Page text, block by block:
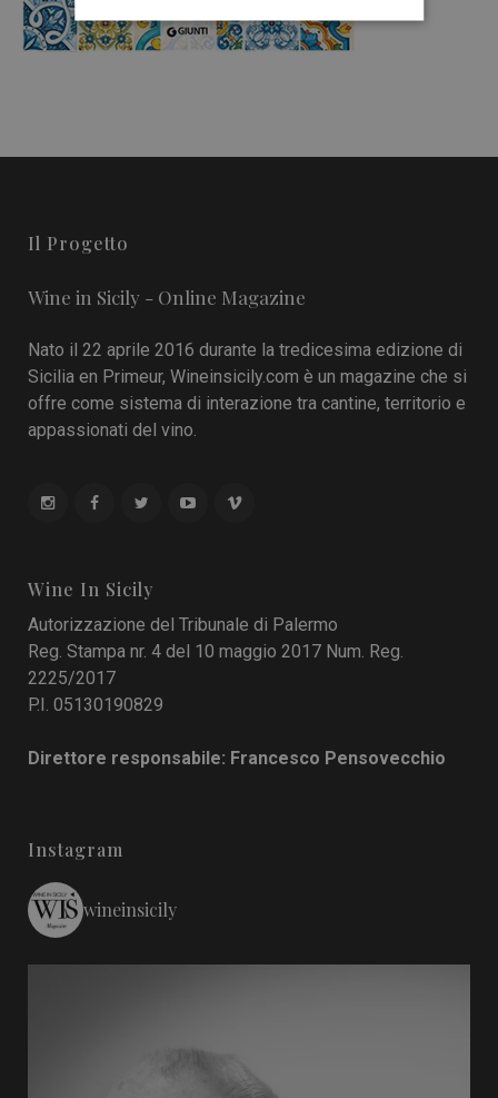
Il Progetto
Wine in Sicily - Online Magazine
Nato il 22 aprile 2016 durante la tredicesima edizione di
Sicilia en Primeur, Wineinsicily.com è un magazine che si
offre come sistema di interazione tra cantine, territorio e
appassionati del vino.
Wine In Sicily
Autorizzazione del Tribunale di Palermo
Reg. Stampa nr. 4 del 10 maggio 2017 Num. Reg.
2225/2017
P.I. 05130190829
Direttore responsabile: Francesco Pensovecchio
Instagram
wineinsicily